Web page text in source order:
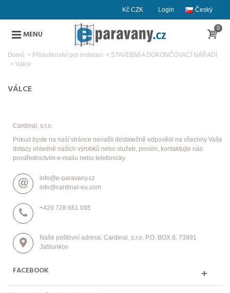
Český
Login
Kč CZK
MENU
0
Domů > Příslušenství pro instalaci > STAVEBNÍ A DOKONČOVACÍ NÁŘADÍ
> Válce
VÁLCE
Cardinal, s.r.o.
Pokud byste na naší stránce nenašli dostatečně odpovědi na všechny Vaše
dotazy ohledně našich výrobků nebo služeb, prosím, kontaktujte nás
prostřednictvím e-mailu nebo telefonicky
info@e-paravany.cz
info@cardinal-eu.com
+420 728 661 095
Naše poštovní adresa: Cardinal, s.r.o. P.O. BOX 8, 73991
Jablunkov
FACEBOOK